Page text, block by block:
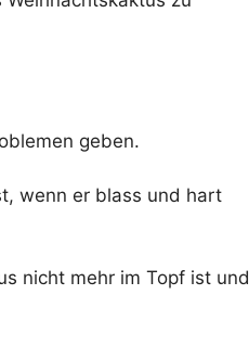
geben.
wenn er blass und hart
nicht mehr im Topf ist und